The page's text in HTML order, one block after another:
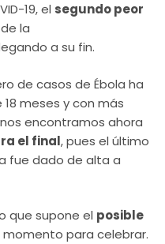
19, el segundo peor
la
a su fin.
de casos de Ébola ha
meses y con más
encontramos ahora
el final, pues el último
fue dado de alta a
que supone el posible
momento para celebrar.